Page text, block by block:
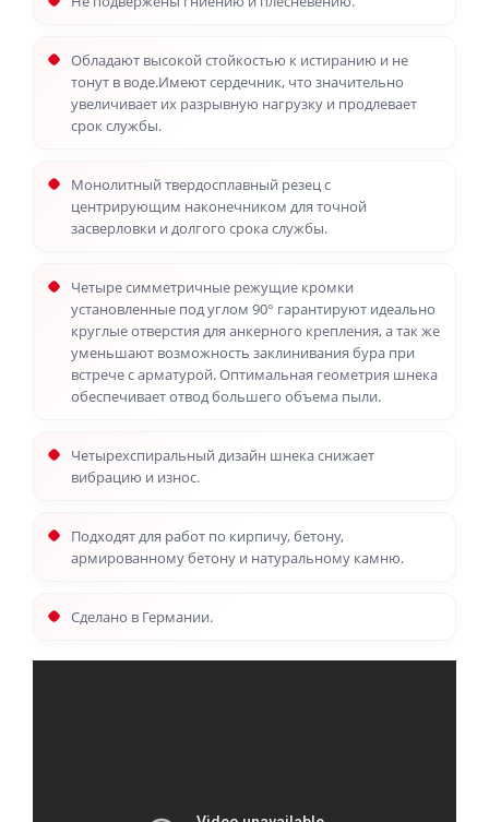
Обладают высокой стойкостью к истиранию и не
тонут в воде.Имеют сердечник, что значительно
увеличивает их разрывную нагрузку и продлевает
срок службы.
Монолитный твердосплавный резец с
центрирующим наконечником для точной
засверловки и долгого срока службы.
Четыре симметричные режущие кромки
установленные под углом 90° гарантируют идеально
круглые отверстия для анкерного крепления, а так же
уменьшают возможность заклинивания бура при
встрече с арматурой. Оптимальная геометрия шнека
обеспечивает отвод большего объема пыли.
Четырехспиральный дизайн шнека снижает
вибрацию и износ.
Подходят для работ по кирпичу, бетону,
армированному бетону и натуральному камню.
Сделано в Германии.